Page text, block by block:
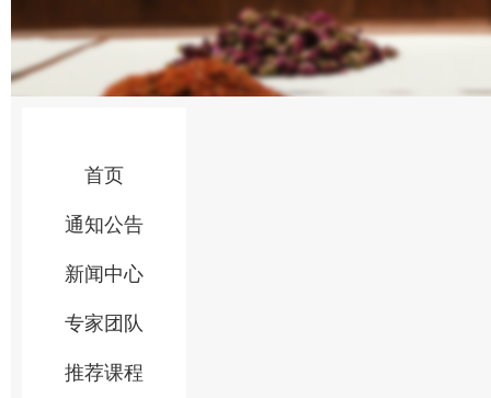
首页
通知公告
新闻中心
专家团队
推荐课程